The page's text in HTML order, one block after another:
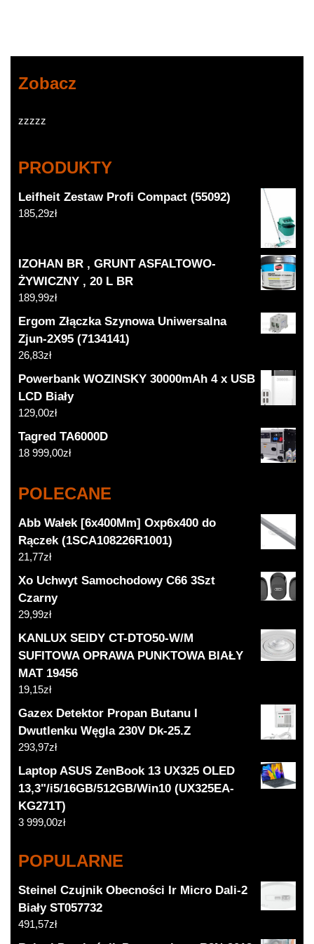
Zobacz
zzzzz
PRODUKTY
Leifheit Zestaw Profi Compact (55092)
185,29zł
IZOHAN BR , GRUNT ASFALTOWO-
ŻYWICZNY , 20 L BR
189,99zł
Ergom Złączka Szynowa Uniwersalna
Zjun-2X95 (7134141)
26,83zł
Powerbank WOZINSKY 30000mAh 4 x USB
LCD Biały
129,00zł
Tagred TA6000D
18 999,00zł
POLECANE
Abb Wałek [6x400Mm] Oxp6x400 do
Rączek (1SCA108226R1001)
21,77zł
Xo Uchwyt Samochodowy C66 3Szt
Czarny
29,99zł
KANLUX SEIDY CT-DTO50-W/M
SUFITOWA OPRAWA PUNKTOWA BIAŁY
MAT 19456
19,15zł
Gazex Detektor Propan Butanu I
Dwutlenku Węgla 230V Dk-25.Z
293,97zł
Laptop ASUS ZenBook 13 UX325 OLED
13,3"/i5/16GB/512GB/Win10 (UX325EA-
KG271T)
3 999,00zł
POPULARNE
Steinel Czujnik Obecności Ir Micro Dali-2
Biały ST057732
491,57zł